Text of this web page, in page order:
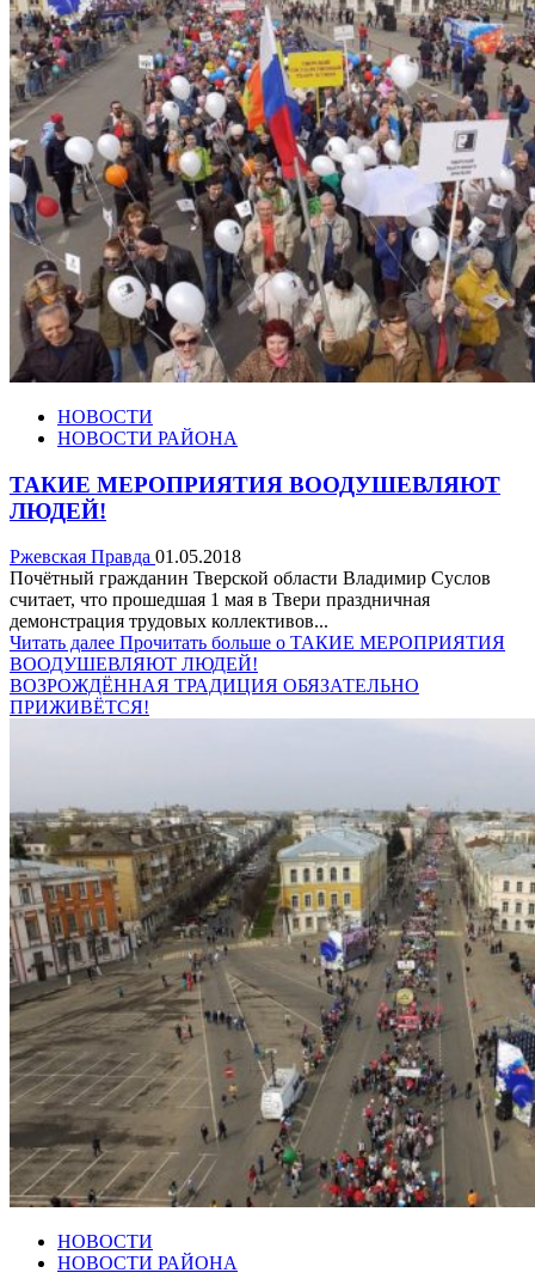
НОВОСТИ
НОВОСТИ РАЙОНА
ТАКИЕ МЕРОПРИЯТИЯ ВООДУШЕВЛЯЮТ
ЛЮДЕЙ!
Ржевская Правда 01.05.2018
Почётный гражданин Тверской области Владимир Суслов
считает, что прошедшая 1 мая в Твери праздничная
демонстрация трудовых коллективов...
Читать далее Прочитать больше о ТАКИЕ МЕРОПРИЯТИЯ
ВООДУШЕВЛЯЮТ ЛЮДЕЙ!
ВОЗРОЖДЁННАЯ ТРАДИЦИЯ ОБЯЗАТЕЛЬНО
ПРИЖИВЁТСЯ!
НОВОСТИ
НОВОСТИ РАЙОНА